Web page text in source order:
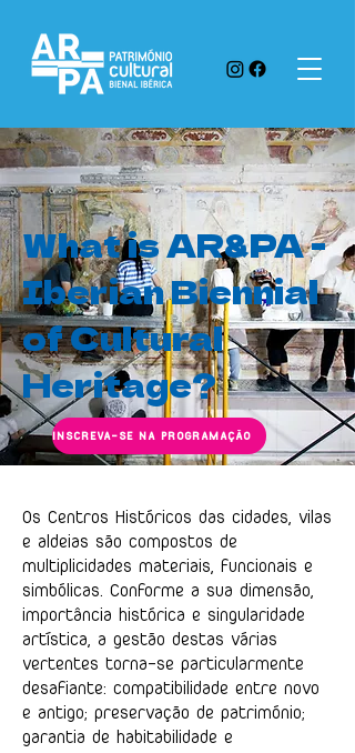
What is AR&PA -
Iberian Biennial
of Cultural
Heritage?
INSCREVA-SE NA PROGRAMAÇÃO
Os Centros Históricos das cidades, vilas
e aldeias são compostos de
multiplicidades materiais, funcionais e
simbólicas. Conforme a sua dimensão,
importância histórica e singularidade
artística, a gestão destas várias
vertentes torna-se particularmente
desafiante: compatibilidade entre novo
e antigo; preservação de património;
garantia de habitabilidade e